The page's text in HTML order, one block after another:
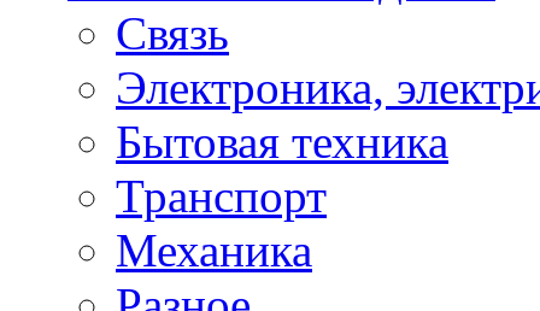
Связь
Электроника,
Бытовая техника
Транспорт
Механика